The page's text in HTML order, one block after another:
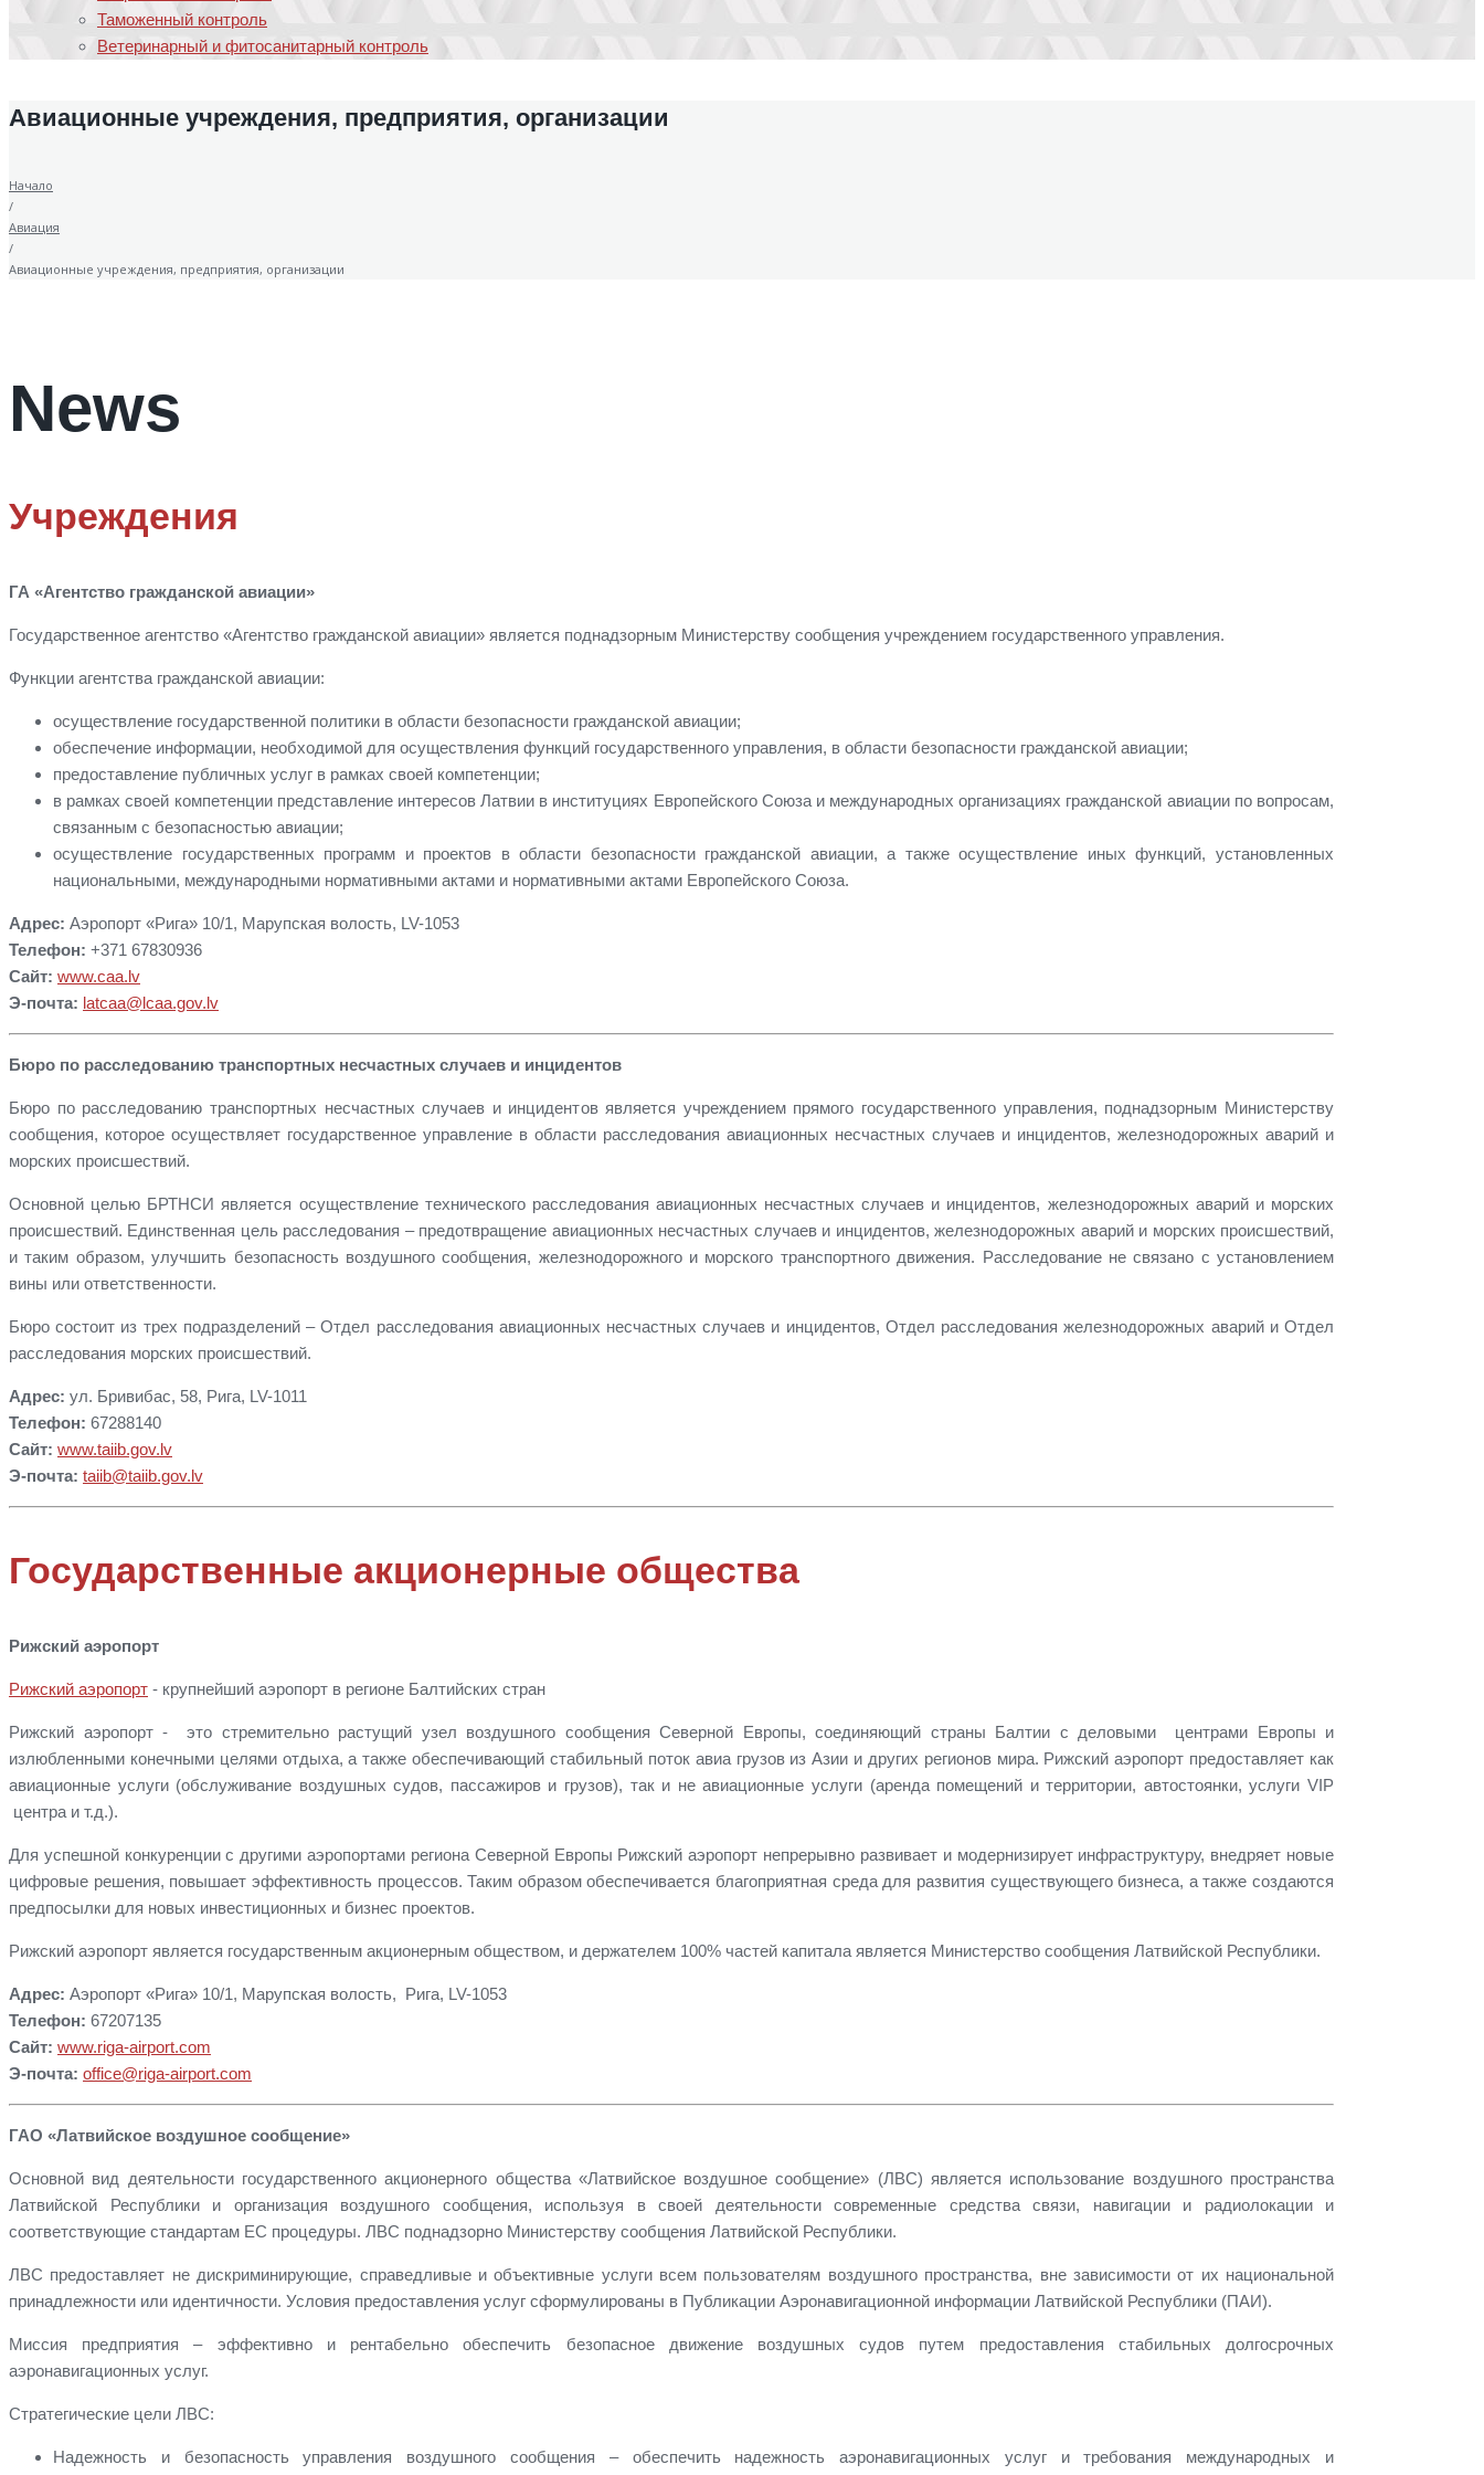
Таможенный контроль
Ветеринарный и фитосанитарный контроль
Авиационные учреждения, предприятия, организации
Начало
/
Авиация
/
Авиационные учреждения, предприятия, организации
News
Учреждения
ГА «Агентство гражданской авиации»
Государственное агентство «Агентство гражданской авиации» является поднадзорным Министерству сообщения учреждением государственного управления.
Функции агентства гражданской авиации:
осуществление государственной политики в области безопасности гражданской авиации;
обеспечение информации, необходимой для осуществления функций государственного управления, в области безопасности гражданской авиации;
предоставление публичных услуг в рамках своей компетенции;
в рамках своей компетенции представление интересов Латвии в институциях Европейского Союза и международных организациях гражданской авиации по вопросам,
связанным с безопасностью авиации;
осуществление государственных программ и проектов в области безопасности гражданской авиации, а также осуществление иных функций, установленных
национальными, международными нормативными актами и нормативными актами Европейского Союза.
Адрес: Аэропорт «Рига» 10/1, Марупская волость, LV-1053
Телефон: +371 67830936
Сайт: www.caa.lv
Э-почта: latcaa@lcaa.gov.lv
Бюро по расследованию транспортных несчастных случаев и инцидентов
Бюро по расследованию транспортных несчастных случаев и инцидентов является учреждением прямого государственного управления, поднадзорным Министерству
сообщения, которое осуществляет государственное управление в области расследования авиационных несчастных случаев и инцидентов, железнодорожных аварий и
морских происшествий.
Основной целью БРТНСИ является осуществление технического расследования авиационных несчастных случаев и инцидентов, железнодорожных аварий и морских
происшествий. Единственная цель расследования – предотвращение авиационных несчастных случаев и инцидентов, железнодорожных аварий и морских происшествий,
и таким образом, улучшить безопасность воздушного сообщения, железнодорожного и морского транспортного движения. Расследование не связано с установлением
вины или ответственности.
Бюро состоит из трех подразделений – Отдел расследования авиационных несчастных случаев и инцидентов, Отдел расследования железнодорожных аварий и Отдел
расследования морских происшествий.
Адрес: ул. Бривибас, 58, Рига, LV-1011
Телефон: 67288140
Сайт: www.taiib.gov.lv
Э-почта: taiib@taiib.gov.lv
Государственные акционерные общества
Рижский аэропорт
Рижский аэропорт - крупнейший аэропорт в регионе Балтийских стран
Рижский аэропорт- это стремительно растущий узел воздушного сообщения Северной Европы, соединяющий страны Балтии с деловыми центрами Европы и
излюбленными конечными целями отдыха, а также обеспечивающий стабильный поток авиа грузов из Азии и других регионов мира. Рижский аэропорт предоставляет как
авиационные услуги (обслуживание воздушных судов, пассажиров и грузов), так и не авиационные услуги (аренда помещений и территории, автостоянки, услуги VIP
центра и т.д.).
Для успешной конкуренции с другими аэропортами региона Северной Европы Рижский аэропорт непрерывно развивает и модернизирует инфраструктуру, внедряет новые
цифровые решения, повышает эффективность процессов. Таким образом обеспечивается благоприятная среда для развития существующего бизнеса, а также создаются
предпосылки для новых инвестиционных и бизнес проектов.
Рижский аэропорт является государственным акционерным обществом, и держателем 100% частей капитала является Министерство сообщения Латвийской Республики.
Адрес: Аэропорт «Рига» 10/1, Марупская волость, Рига, LV-1053
Телефон: 67207135
Сайт: www.riga-airport.com
Э-почта: office@riga-airport.com
ГАО «Латвийское воздушное сообщение»
Основной вид деятельности государственного акционерного общества «Латвийское воздушное сообщение» (ЛВС) является использование воздушного пространства
Латвийской Республики и организация воздушного сообщения, используя в своей деятельности современные средства связи, навигации и радиолокации и
соответствующие стандартам ЕС процедуры. ЛВС поднадзорно Министерству сообщения Латвийской Республики.
ЛВС предоставляет не дискриминирующие, справедливые и объективные услуги всем пользователям воздушного пространства, вне зависимости от их национальной
принадлежности или идентичности. Условия предоставления услуг сформулированы в Публикации Аэронавигационной информации Латвийской Республики (ПАИ).
Миссия предприятия – эффективно и рентабельно обеспечить безопасное движение воздушных судов путем предоставления стабильных долгосрочных
аэронавигационных услуг.
Стратегические цели ЛВС:
Надежность и безопасность управления воздушного сообщения – обеспечить надежность аэронавигационных услуг и требования международных и